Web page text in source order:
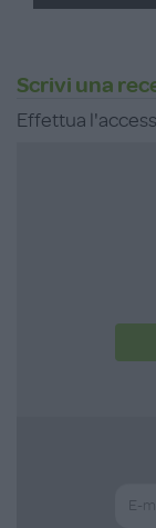
Scrivi una
Effettua